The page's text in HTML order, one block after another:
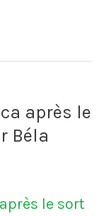
après le
Béla